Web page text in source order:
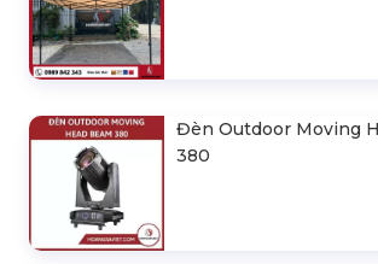
Đèn Outdoor Moving
380